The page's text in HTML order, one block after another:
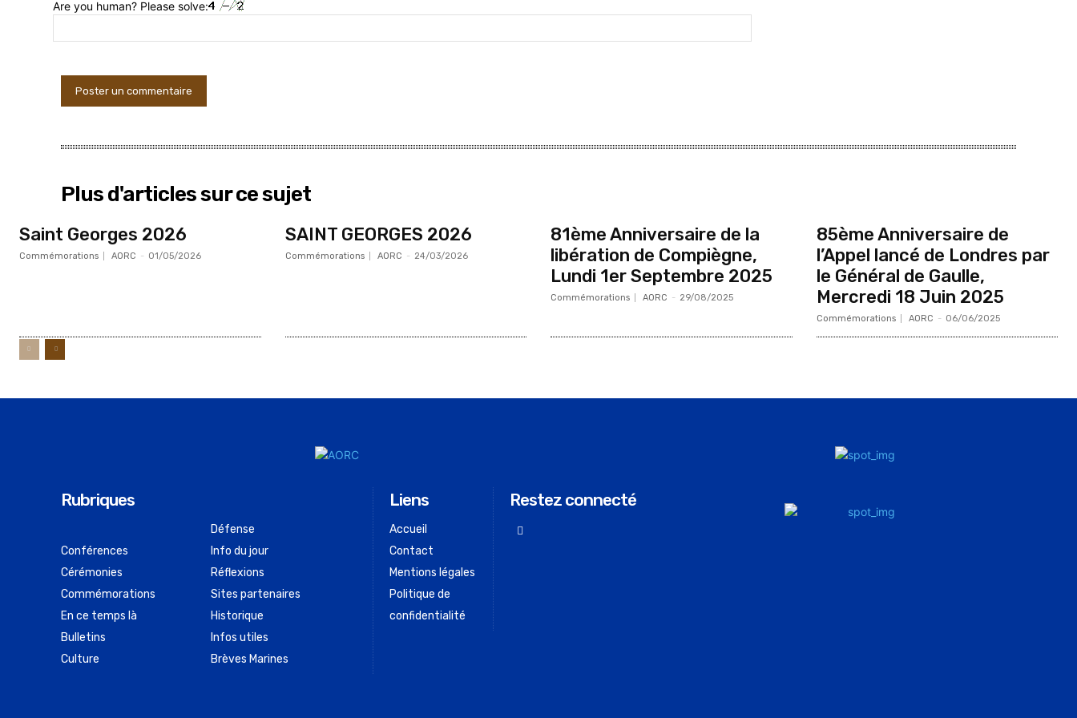
Are you human? Please solve:
Plus d'articles sur ce sujet
Saint Georges 2026
Commémorations AORC - 01/05/2026
SAINT GEORGES 2026
Commémorations AORC - 24/03/2026
81ème Anniversaire de la
libération de Compiègne,
Lundi 1er Septembre 2025
Commémorations AORC - 29/08/2025
85ème Anniversaire de
l’Appel lancé de Londres par
le Général de Gaulle,
Mercredi 18 Juin 2025
Commémorations AORC - 06/06/2025
Rubriques
Conférences
Cérémonies
Commémorations
En ce temps là
Bulletins
Culture
Défense
Info du jour
Réflexions
Sites partenaires
Historique
Infos utiles
Brèves Marines
Liens
Accueil
Contact
Mentions légales
Politique de
confidentialité
Restez connecté